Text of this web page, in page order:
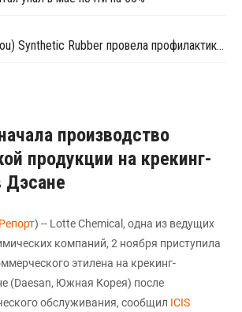
Bridgestone (Huizhou) Synthetic Rubber провела профилактику на заводе БСК в Китае
производство
продукции на крекинг-
Дэсане
) -- Lotte Chemical, одна из ведущих
компаний, 2 ноября приступила
этилена на крекинг-
(Daesan, Южная Корея) после
обслуживания, сообщил ICIS